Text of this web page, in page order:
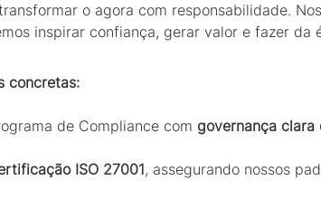
o agora com responsabilidade.
inspirar confiança, gerar valor e fazer
concretas:
de Compliance com governança clara
ISO 27001, assegurando nossos